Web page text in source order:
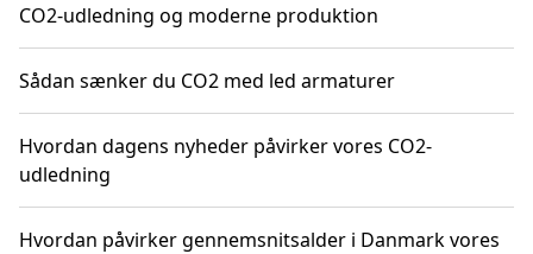
CO2-udledning og moderne produktion
Sådan sænker du CO2 med led armaturer
Hvordan dagens nyheder påvirker vores CO2-
udledning
Hvordan påvirker gennemsnitsalder i Danmark vores